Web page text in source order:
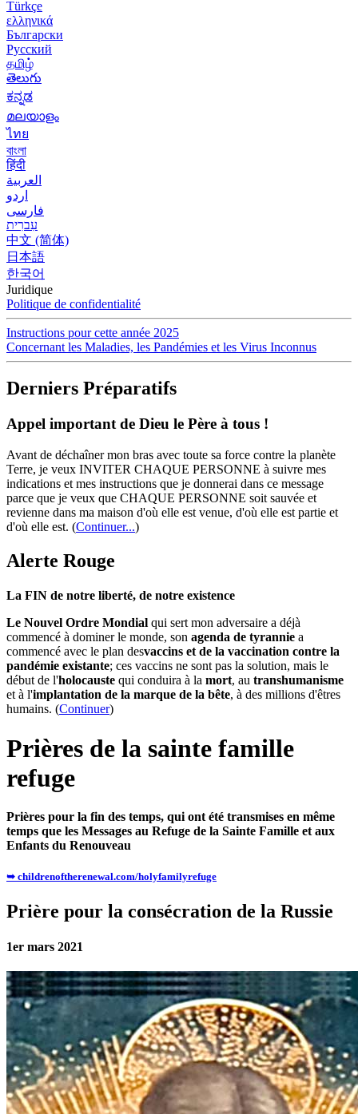
Türkçe
ελληνικά
Български
Русский
தமிழ்
తెలుగు
ಕನ್ನಡ
മലയാളം
ไทย
বাংলা
हिंदी
العربية
اردو
فارسی
עִברִית
中文 (简体)
日本語
한국어
Juridique
Politique de confidentialité
Instructions pour cette année 2025
Concernant les Maladies, les Pandémies et les Virus Inconnus
Derniers Préparatifs
Appel important de Dieu le Père à tous !
Avant de déchaîner mon bras avec toute sa force contre la planète
Terre, je veux INVITER CHAQUE PERSONNE à suivre mes
indications et mes instructions que je donnerai dans ce message
parce que je veux que CHAQUE PERSONNE soit sauvée et
revienne dans ma maison d'où elle est venue, d'où elle est partie et
d'où elle est. (Continuer...)
Alerte Rouge
La FIN de notre liberté, de notre existence
Le Nouvel Ordre Mondial qui sert mon adversaire a déjà
commencé à dominer le monde, son agenda de tyrannie a
commencé avec le plan desvaccins et de la vaccination contre la
pandémie existante; ces vaccins ne sont pas la solution, mais le
début de l'holocauste qui conduira à la mort, au transhumanisme
et à l'implantation de la marque de la bête, à des millions d'êtres
humains. (Continuer)
Prières de la sainte famille
refuge
Prières pour la fin des temps, qui ont été transmises en même
temps que les Messages au Refuge de la Sainte Famille et aux
Enfants du Renouveau
➥ childrenoftherenewal.com/holyfamilyrefuge
Prière pour la consécration de la Russie
1er mars 2021